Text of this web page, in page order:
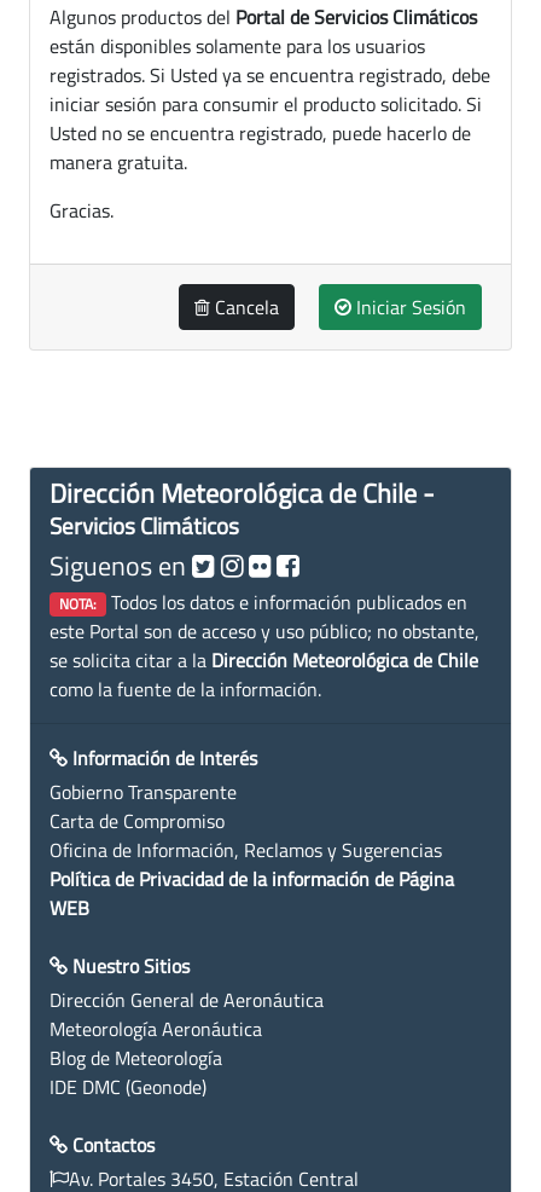
Algunos productos del Portal de Servicios Climáticos
están disponibles solamente para los usuarios
registrados. Si Usted ya se encuentra registrado, debe
iniciar sesión para consumir el producto solicitado. Si
Usted no se encuentra registrado, puede hacerlo de
manera gratuita.
Gracias.
Cancela Iniciar Sesión
Dirección Meteorológica de Chile -
Servicios Climáticos
Siguenos en
NOTA: Todos los datos e información publicados en
este Portal son de acceso y uso público; no obstante,
se solicita citar a la Dirección Meteorológica de Chile
como la fuente de la información.
Información de Interés
Gobierno Transparente
Carta de Compromiso
Oficina de Información, Reclamos y Sugerencias
Política de Privacidad de la información de Página
WEB
Nuestro Sitios
Dirección General de Aeronáutica
Meteorología Aeronáutica
Blog de Meteorología
IDE DMC (Geonode)
Contactos
Av. Portales 3450, Estación Central